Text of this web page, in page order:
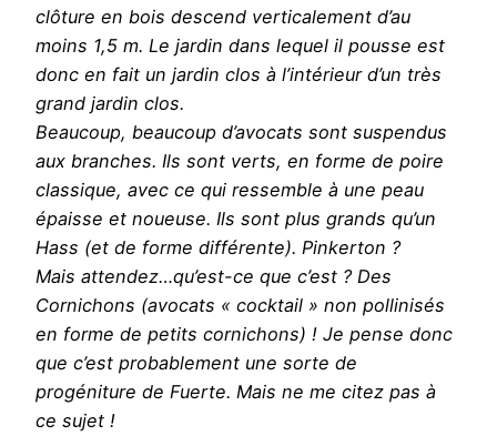
clôture en bois descend verticalement d’au
moins 1,5 m. Le jardin dans lequel il pousse est
donc en fait un jardin clos à l’intérieur d’un très
grand jardin clos.
Beaucoup, beaucoup d’avocats sont suspendus
aux branches. Ils sont verts, en forme de poire
classique, avec ce qui ressemble à une peau
épaisse et noueuse. Ils sont plus grands qu’un
Hass (et de forme différente). Pinkerton ?
Mais attendez…qu’est-ce que c’est ? Des
Cornichons (avocats « cocktail » non pollinisés
en forme de petits cornichons) ! Je pense donc
que c’est probablement une sorte de
progéniture de Fuerte. Mais ne me citez pas à
ce sujet !